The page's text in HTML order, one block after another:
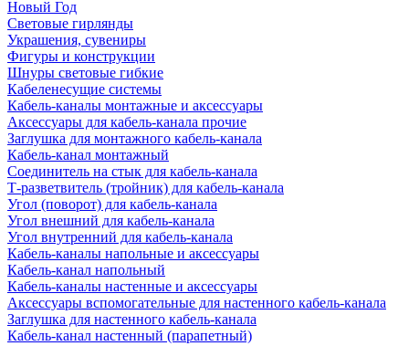
Новый Год
Световые гирлянды
Украшения, сувениры
Фигуры и конструкции
Шнуры световые гибкие
Кабеленесущие системы
Кабель-каналы монтажные и аксессуары
Аксессуары для кабель-канала прочие
Заглушка для монтажного кабель-канала
Кабель-канал монтажный
Соединитель на стык для кабель-канала
Т-разветвитель (тройник) для кабель-канала
Угол (поворот) для кабель-канала
Угол внешний для кабель-канала
Угол внутренний для кабель-канала
Кабель-каналы напольные и аксессуары
Кабель-канал напольный
Кабель-каналы настенные и аксессуары
Аксессуары вспомогательные для настенного кабель-канала
Заглушка для настенного кабель-канала
Кабель-канал настенный (парапетный)